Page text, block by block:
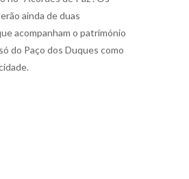
ainda de duas
acompanham o património
do Paço dos Duques como